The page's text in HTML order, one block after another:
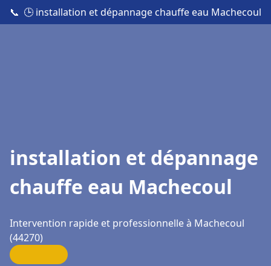
📞 🕒 installation et dépannage chauffe eau Machecoul
installation et dépannage
chauffe eau Machecoul
Intervention rapide et professionnelle à Machecoul
(44270)